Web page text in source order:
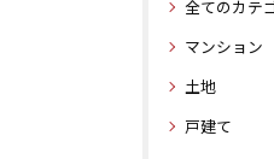
全てのカテ
マンション
土地
戸建て